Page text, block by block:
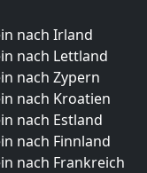
nach Irland
nach Lettland
nach Zypern
nach Kroatien
nach Estland
nach Finnland
nach Frankreich